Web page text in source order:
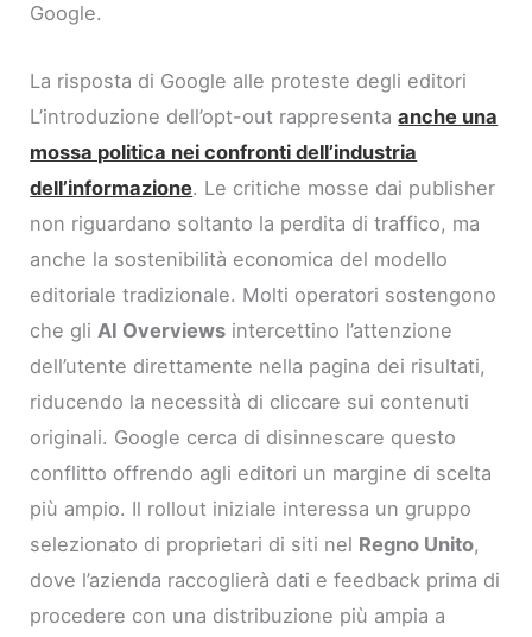
Google.
La risposta di Google alle proteste degli editori
L’introduzione dell’opt-out rappresentaanche una
mossa politica nei confronti dell’industria
dell’informazione. Le critiche mosse dai publisher
non riguardano soltanto la perdita di traffico, ma
anche la sostenibilità economica del modello
editoriale tradizionale. Molti operatori sostengono
che gli AI Overviews intercettino l’attenzione
dell’utente direttamente nella pagina dei risultati,
riducendo la necessità di cliccare sui contenuti
originali. Google cerca di disinnescare questo
conflitto offrendo agli editori un margine di scelta
più ampio. Il rollout iniziale interessa un gruppo
selezionato di proprietari di siti nel Regno Unito,
dove l’azienda raccoglierà dati e feedback prima di
procedere con una distribuzione più ampia a